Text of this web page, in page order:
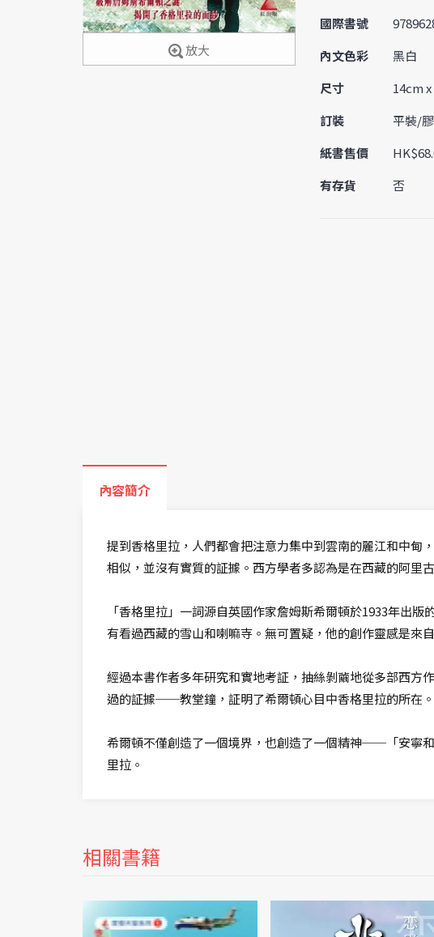
放大
國際書號
內文色彩
黑白
尺寸
14cm
訂裝
平裝/
紙書售價
有存貨
否
內容簡介
提到香格里拉，人們都會把注意力集中到雲南的麗江和中甸
相似，並沒有實質的証據。西方學者多認為是在西藏的阿里
「香格里拉」一詞源自英國作家詹姆斯希爾頓於1933年出
有看過西藏的雪山和喇嘛寺。無可置疑，他的創作靈感是來
經過本書作者多年研究和實地考証，抽絲剝繭地從多部西方
過的証據──教堂鐘，証明了希爾頓心目中香格里拉的所在。
希爾頓不僅創造了一個境界，也創造了一個精神──「安寧
里拉。
相關書籍